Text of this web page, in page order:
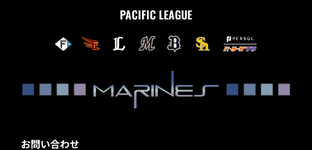
PACIFIC LEAGUE
お問い合わせ